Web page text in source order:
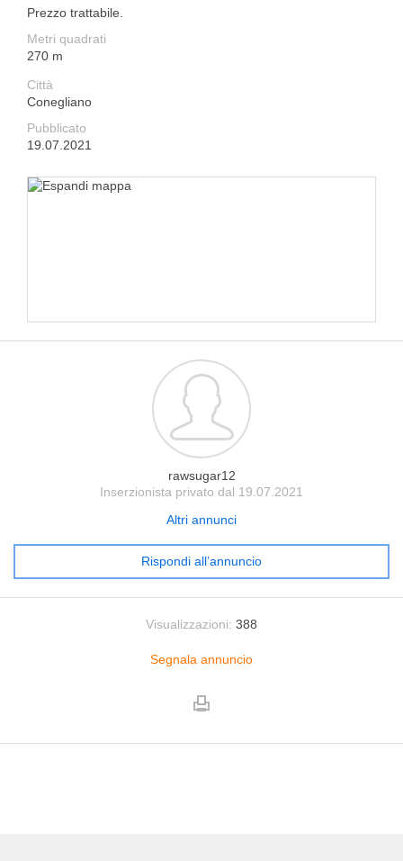
Prezzo trattabile.
Metri quadrati
270 m
Città
Conegliano
Pubblicato
19.07.2021
rawsugar12
Inserzionista privato dal 19.07.2021
Altri annunci
Rispondi all’annuncio
Visualizzazioni: 388
Segnala annuncio